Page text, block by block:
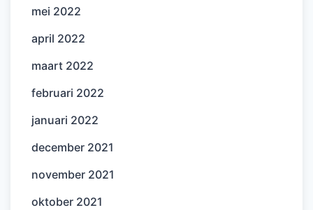
mei 2022
april 2022
maart 2022
februari 2022
januari 2022
december 2021
november 2021
oktober 2021